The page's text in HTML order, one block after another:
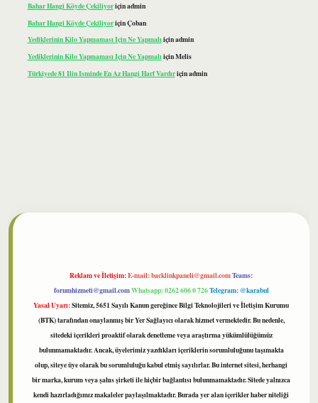
Bahar Hangi Köyde Çekiliyoriçinadmin
Bahar Hangi Köyde ÇekiliyoriçinÇoban
Yediklerinin Kilo Yapmaması Için Ne Yapmalıiçinadmin
Yediklerinin Kilo Yapmaması Için Ne YapmalıiçinMelis
Türkiyede 81 Ilin Isminde En Az Hangi Harf Vardıriçinadmin
Reklam ve İletişim:E-mail:backlinkpaneli@gmail.comTeams:
forumhizmeti@gmail.comWhatsapp: 0262 606 0 726Telegram: @karabul
Yasal Uyarı:Sitemiz, 5651 Sayılı Kanun gereğince Bilgi Teknolojileri ve İletişim Kurumu
(BTK) tarafından onaylanmış bir Yer Sağlayıcı olarak hizmet vermektedir. Bu nedenle,
sitedeki içerikleri proaktif olarak denetleme veya araştırma yükümlülüğümüz
bulunmamaktadır. Ancak, üyelerimiz yazdıkları içeriklerin sorumluluğunu taşımakta
olup, siteye üye olarak bu sorumluluğu kabul etmiş sayılırlar. Bu internet sitesi, herhangi
bir marka, kurum veya şahıs şirketi ile hiçbir bağlantısı bulunmamaktadır. Sitede yalnızca
kendi hazırladığımız makaleler paylaşılmaktadır. Burada yer alan içerikler haber niteliği